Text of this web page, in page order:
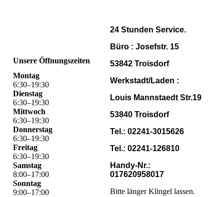
Unsere Öffnungszeiten
Montag
6:30–19:30
Dienstag
6:30–19:30
Mittwoch
6:30–19:30
Donnerstag
6:30–19:30
Freitag
6:30–19:30
Samstag
8:00–17:00
Sonntag
9:00–17:00
24 Stunden Service.
Büro : Josefstr. 15
53842 Troisdorf
Werkstadt/Laden :
Louis Mannstaedt Str.19
53840 Troisdorf
Tel.: 02241-3015626
Tel.: 02241-126810
Handy-Nr.:
017620958017
Bitte länger Klingel lassen.